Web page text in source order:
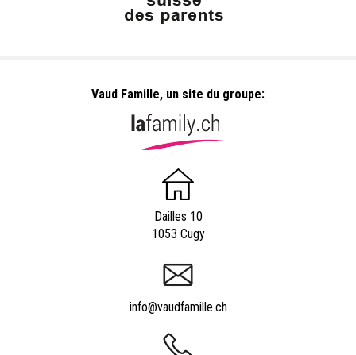
Vaud Famille, un site du groupe:
Dailles 10
1053 Cugy
info@vaudfamille.ch